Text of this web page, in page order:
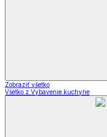
Zobraziť všetko
Všetko z Vybavenie kuchyne